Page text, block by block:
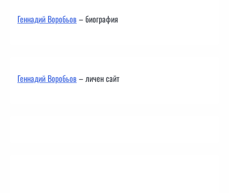
Геннадий Воробьов– биография
Геннадий Воробьов– личен сайт